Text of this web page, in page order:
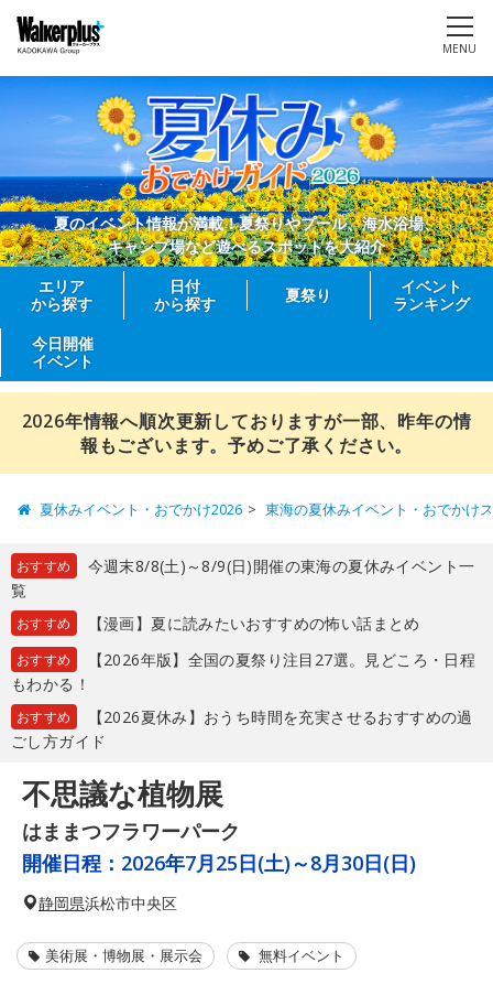
MENU
夏のイベント情報が満載！夏祭りやプール、海水浴場、
キャンプ場など遊べるスポットを大紹介
エリア
から探す
日付
から探す
夏祭り
イベント
ランキング
今日開催
イベント
2026年情報へ順次更新しておりますが一部、昨年の情
報もございます。予めご了承ください。
夏休みイベント・おでかけ2026 東海の夏休みイベント・おでかけ
おすすめ
今週末8/8(土)～8/9(日)開催の東海の夏休みイベント一
覧
おすすめ 【漫画】夏に読みたいおすすめの怖い話まとめ
おすすめ
【2026年版】全国の夏祭り注目27選。見どころ・日程
もわかる！
おすすめ
【2026夏休み】おうち時間を充実させるおすすめの過
ごし方ガイド
不思議な植物展
はままつフラワーパーク
開催日程： 2026年7月25日(土)～8月30日(日)
静岡県浜松市中央区
美術展・博物展・展示会 無料イベント